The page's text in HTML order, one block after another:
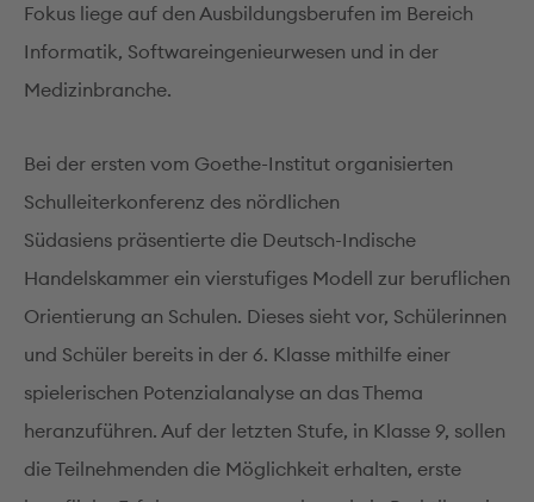
Fokus liege auf den Ausbildungsberufen im Bereich
Informatik, Softwareingenieurwesen und in der
Medizinbranche.
Bei der ersten vom Goethe-Institut organisierten
Schulleiterkonferenz des nördlichen
Südasiens präsentierte die Deutsch-Indische
Handelskammer ein vierstufiges Modell zur beruflichen
Orientierung an Schulen. Dieses sieht vor, Schülerinnen
und Schüler bereits in der 6. Klasse mithilfe einer
spielerischen Potenzialanalyse an das Thema
heranzuführen. Auf der letzten Stufe, in Klasse 9, sollen
die Teilnehmenden die Möglichkeit erhalten, erste